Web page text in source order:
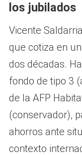
los jubilados
Vicente
que cotiza en
dos décadas.
fondo de tipo 3
de la AFP
(conservador),
ahorros ante
contexto